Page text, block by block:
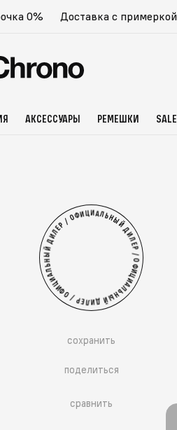
0% Доставка с примеркой
АКСЕССУАРЫ РЕМЕШКИ SALE
ОФИЦИАЛЬНЫЙ ДИЛЕР / ОФИЦИАЛЬНЫЙ
ДИЛЕР / ОФИЦИАЛЬНЫЙ ДИЛЕР /
сохранить
поделиться
сравнить